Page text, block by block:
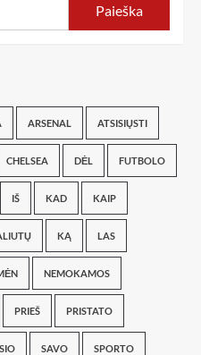
ARSENAL ATSISIŲSTI
CHELSEA DĖL FUTBOLO
IŠ KAD KAIP
KĄ LAS
NEMOKAMOS
PRIEŠ PRISTATO
SAVO SPORTO